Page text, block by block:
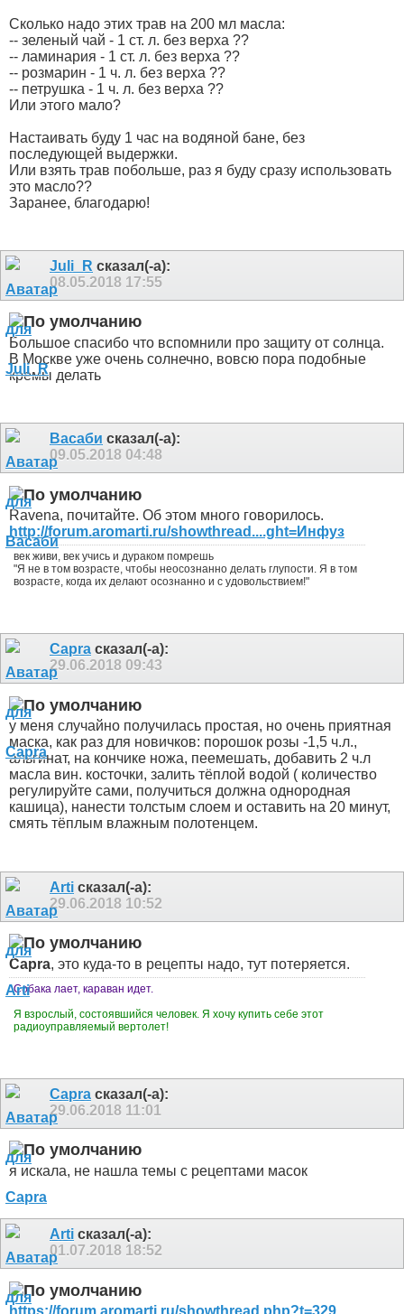
Сколько надо этих трав на 200 мл масла:
-- зеленый чай - 1 ст. л. без верха ??
-- ламинария - 1 ст. л. без верха ??
-- розмарин - 1 ч. л. без верха ??
-- петрушка - 1 ч. л. без верха ??
Или этого мало?
Настаивать буду 1 час на водяной бане, без
последующей выдержки.
Или взять трав побольше, раз я буду сразу использовать
это масло??
Заранее, благодарю!
Juli_R сказал(-а):
08.05.2018 17:55
Большое спасибо что вспомнили про защиту от солнца.
В Москве уже очень солнечно, вовсю пора подобные
кремы делать
Васаби сказал(-а):
09.05.2018 04:48
Ravena, почитайте. Об этом много говорилось.
http://forum.aromarti.ru/showthread....ght=Инфуз
век живи, век учись и дураком помрешь
"Я не в том возрасте, чтобы неосознанно делать глупости. Я в том
возрасте, когда их делают осознанно и с удовольствием!"
Capra сказал(-а):
29.06.2018 09:43
у меня случайно получилась простая, но очень приятная
маска, как раз для новичков: порошок розы -1,5 ч.л.,
альгинат, на кончике ножа, пеемешать, добавить 2 ч.л
масла вин. косточки, залить тёплой водой ( количество
регулируйте сами, получиться должна однородная
кашица), нанести толстым слоем и оставить на 20 минут,
смять тёплым влажным полотенцем.
Arti сказал(-а):
29.06.2018 10:52
Capra, это куда-то в рецепты надо, тут потеряется.
Собака лает, караван идет.
Я взрослый, состоявшийся человек. Я хочу купить себе этот
радиоуправляемый вертолет!
Capra сказал(-а):
29.06.2018 11:01
я искала, не нашла темы с рецептами масок
Arti сказал(-а):
01.07.2018 18:52